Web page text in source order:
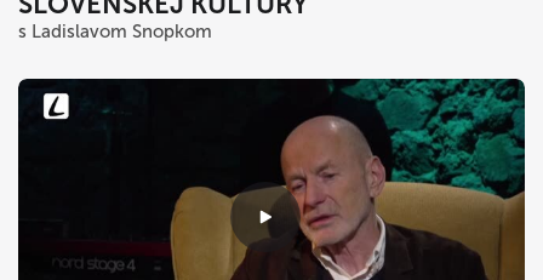
s Ladislavom Snopkom